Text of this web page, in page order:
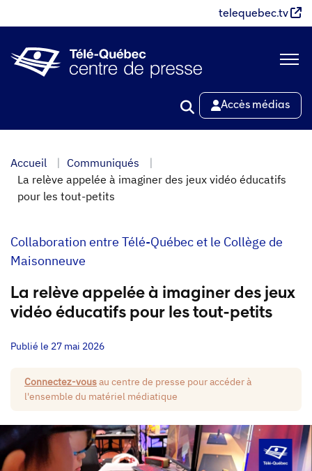
au
principal
telequebec.tv
Accès médias
Accueil
Communiqués
La relève appelée à imaginer des jeux vidéo éducatifs
pour les tout-petits
Collaboration entre Télé-Québec et le Collège de
Maisonneuve
La relève appelée à imaginer des jeux
vidéo éducatifs pour les tout-petits
Publié le 27 mai 2026
Connectez-vousau centre de presse pour accéder à
l'ensemble du matériel médiatique